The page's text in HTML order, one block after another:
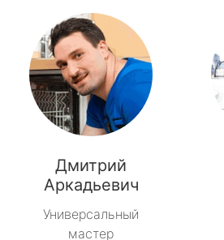
Дмитрий
Аркадьевич
Универсальный
мастер